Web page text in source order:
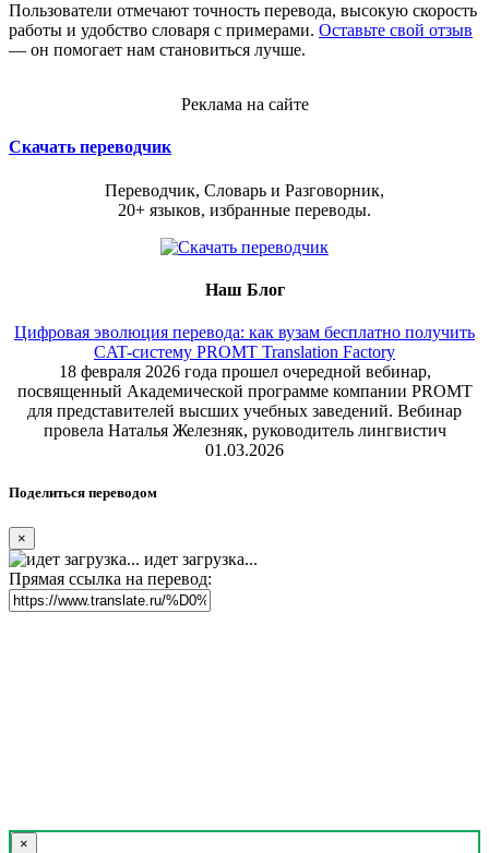
Пользователи отмечают точность перевода, высокую скорость
работы и удобство словаря с примерами. Оставьте свой отзыв
— он помогает нам становиться лучше.
Реклама на сайте
Скачать переводчик
Переводчик, Словарь и Разговорник,
20+ языков, избранные переводы.
Наш Блог
Цифровая эволюция перевода: как вузам бесплатно получить
CAT-систему PROMT Translation Factory
18 февраля 2026 года прошел очередной вебинар,
посвященный Академической программе компании PROMT
для представителей высших учебных заведений. Вебинар
провела Наталья Железняк, руководитель лингвистич
01.03.2026
Поделиться переводом
×
идет загрузка...
Прямая ссылка на перевод:
×